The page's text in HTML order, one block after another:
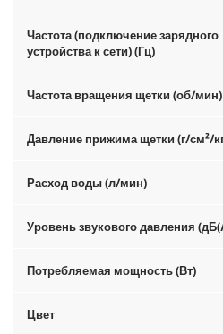
Частота (подключение зарядного
устройства к сети) (Гц)
Частота вращения щетки (об/мин)
Давление прижима щетки (г/см²/
Расход воды (л/мин)
Уровень звукового давления
Потребляемая мощность (Вт)
Цвет